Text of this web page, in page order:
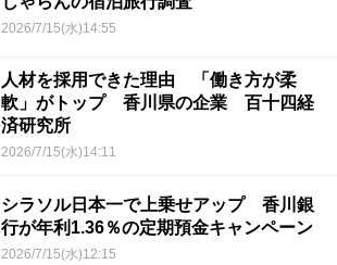
2026/7/15(水)14:55
人材を採用できた理由 「働き方が柔
軟」がトップ 香川県の企業 百十四経
済研究所
2026/7/15(水)14:11
シラソル日本一で上乗せアップ 香川銀
行が年利1.36％の定期預金キャンペーン
2026/7/15(水)12:15